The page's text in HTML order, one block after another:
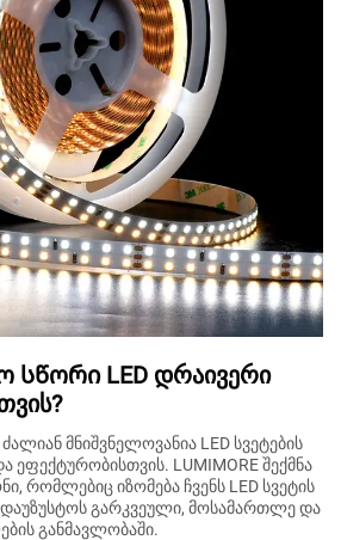
LED დრაივერი
მნიშვნელოვანია LED სვეტების
ეფექტურობისთვის. LUMIMORE შექმნა
რომლებიც იზომება ჩვენს LED სვეტის
გარკვეული, მოსამართლე და
განმავლობაში.